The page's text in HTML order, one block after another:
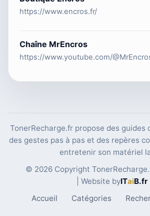
https://www.encros.fr/
Chaîne MrEncros
https://www.youtube.com/
TonerRecharge.fr propose des guides
des gestes pas à pas et des repères
entretenir son matériel
© 2026 Copyright
| Website byITaiB.fr
Accueil
Catégories